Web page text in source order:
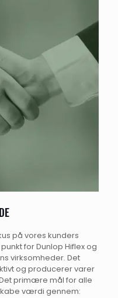
på vores kunders
for Dunlop Hiflex og
virksomheder. Det
og producerer varer
primære mål for alle
værdi gennem: